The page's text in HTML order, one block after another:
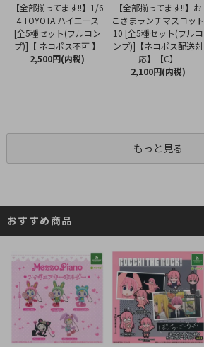
【全部揃ってます!!】1/6
4 TOYOTA ハイエース
[全5種セット(フルコン
プ)]【 ネコポス不可 】
2,500円(内税)
【全部揃ってます!!】お
こさまランチマスコット
10 [全5種セット(フルコ
ンプ)]【ネコポス配送対
応】【C】
2,100円(内税)
もっと見る
おすすめ商品